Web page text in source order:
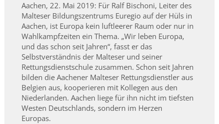
Aachen, 22. Mai 2019: Für Ralf Bischoni, Leiter des
Malteser Bildungszentrums Euregio auf der Hüls in
Aachen, ist Europa kein luftleerer Raum oder nur in
Wahlkampfzeiten ein Thema. „Wir leben Europa,
und das schon seit Jahren“, fasst er das
Selbstverständnis der Malteser und seiner
Rettungsdienstschule zusammen. Schon seit Jahren
bilden die Aachener Malteser Rettungsdienstler aus
Belgien aus, kooperieren mit Kollegen aus den
Niederlanden. Aachen liege für ihn nicht im tiefsten
Westen Deutschlands, sondern im Herzen
Europas.